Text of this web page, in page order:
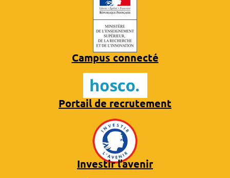
Campus connecté
Portail de recrutement
Investir l’avenir